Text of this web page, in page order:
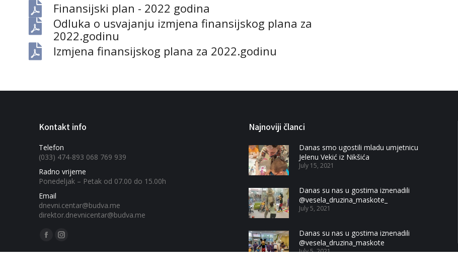
Finansijski plan - 2022 godina
Odluka o usvajanju izmjena finansijskog plana za
2022.godinu
Izmjena finansijskog plana za 2022.godinu
Kontakt info
Telefon
(033) 474-893 068 769 939
Radno vrijeme
Ponedeljak – Petak od 07.00 do 15.00h
Email
dnevni.centar@budva.me
direktor.dnevnicentar@budva.me
Find us on:
Najnoviji članci
Danas smo ugostili mladu umjetnicu
Jelenu Vekić iz Nikšića
July 15, 2021
Danas su nas u gostima iznenadili
@vesela_druzina_maskote_
July 5, 2021
Danas su nas u gostima iznenadili
@vesela_druzina_maskote
July 5, 2021